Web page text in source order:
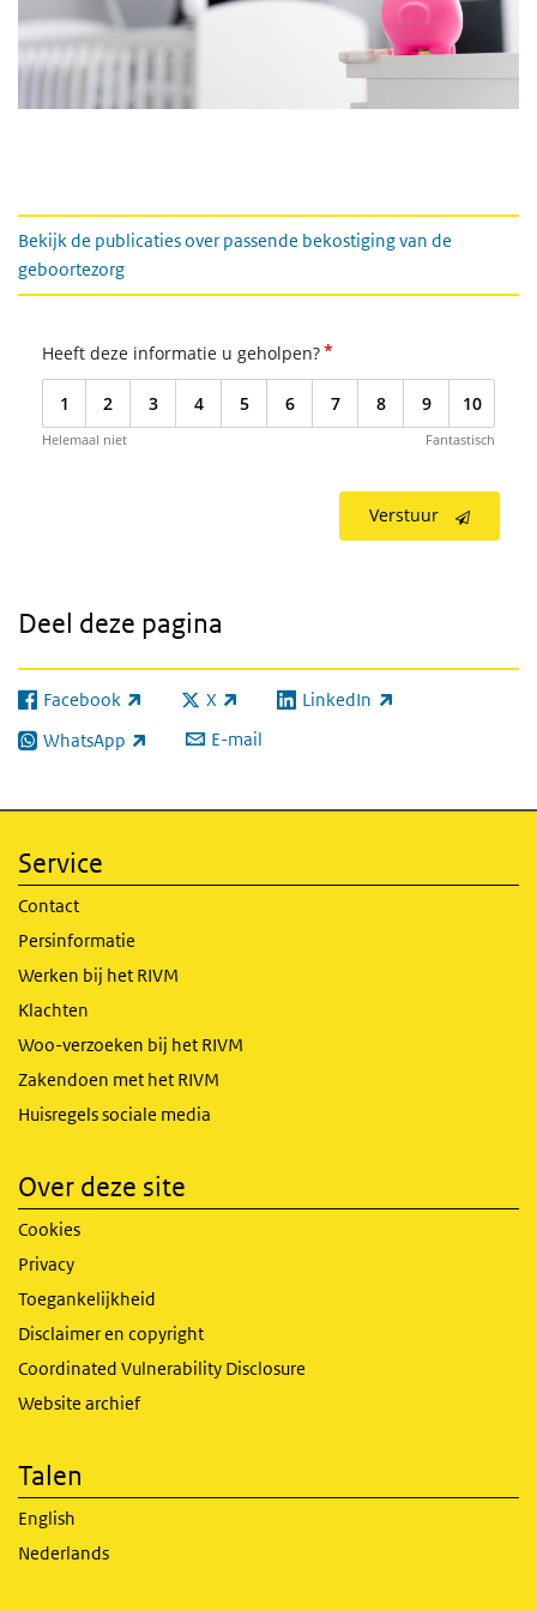
verwijzing
Bekijk de publicaties over passende bekostiging van de
geboortezorg
Heeft deze informatie u geholpen?*
1 2 3 4 5 6 7 8 9 10
Helemaal niet Fantastisch
Verstuur
Deel deze pagina
Facebook
(externe link) X
(externe link) LinkedIn
(externe link)
WhatsApp
(externe link) E-mail
Service
Contact
Persinformatie
Werken bij het RIVM
Klachten
Woo-verzoeken bij het RIVM
Zakendoen met het RIVM
Huisregels sociale media
Over deze site
Cookies
Privacy
Toegankelijkheid
Disclaimer en copyright
Coordinated Vulnerability Disclosure
Website archief
Talen
English
Nederlands